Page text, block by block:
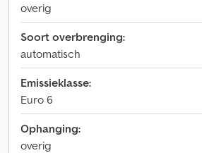
overig
Soort overbrenging:
automatisch
Emissieklasse:
Euro 6
Ophanging:
overig